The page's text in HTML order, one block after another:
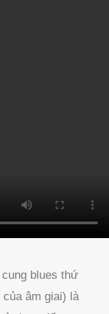
blues thứ
âm giai) là